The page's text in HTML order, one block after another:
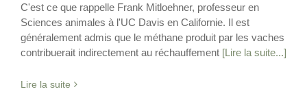
C'est ce que rappelle Frank Mitloehner, professeur en
Sciences animales à l'UC Davis en Californie. Il est
généralement admis que le méthane produit par les vaches
contribuerait indirectement au réchauffement [Lire la suite...]
Lire la suite